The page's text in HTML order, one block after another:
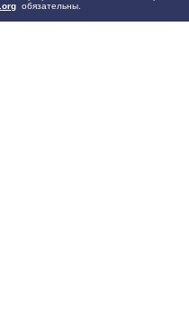
обязательны.